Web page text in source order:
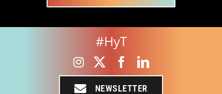
#HyT
NEWSLETTER